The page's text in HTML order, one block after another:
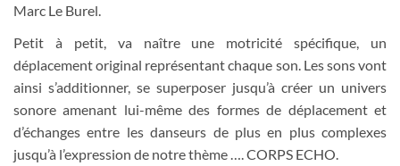
Marc Le Burel.
Petit à petit, va naître une motricité spécifique, un
déplacement original représentant chaque son. Les sons vont
ainsi s’additionner, se superposer jusqu’à créer un univers
sonore amenant lui-même des formes de déplacement et
d’échanges entre les danseurs de plus en plus complexes
jusqu’à l’expression de notre thème …. CORPS ECHO.